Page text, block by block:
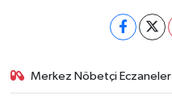
Merkez Nöbetçi Eczaneler